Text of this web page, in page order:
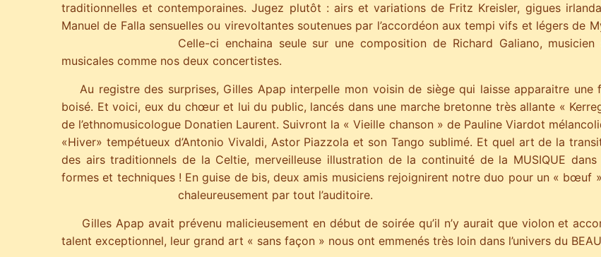
traditionnelles et contemporaines. Jugez plutôt : airs et variations de Fritz Kreisler, gigues
Manuel de Falla sensuelles ou virevoltantes soutenues par l’accordéon aux tempi vifs et légers de
Celle-ci enchaina seule sur une composition de Richard Galiano, musicien
musicales comme nos deux concertistes.
Au registre des surprises, Gilles Apap interpelle mon voisin de siège qui laisse apparaitre une
boisé. Et voici, eux du chœur et lui du public, lancés dans une marche bretonne très allante «
de l’ethnomusicologue Donatien Laurent. Suivront la « Vieille chanson » de Pauline Viardot
«Hiver» tempétueux d’Antonio Vivaldi, Astor Piazzola et son Tango sublimé. Et quel art de la
des airs traditionnels de la Celtie, merveilleuse illustration de la continuité de la MUSIQUE
formes et techniques ! En guise de bis, deux amis musiciens rejoignirent notre duo pour un « bœuf
chaleureusement par tout l’auditoire.
Gilles Apap avait prévenu malicieusement en début de soirée qu’il n’y aurait que violon et
talent exceptionnel, leur grand art « sans façon » nous ont emmenés très loin dans l’univers du